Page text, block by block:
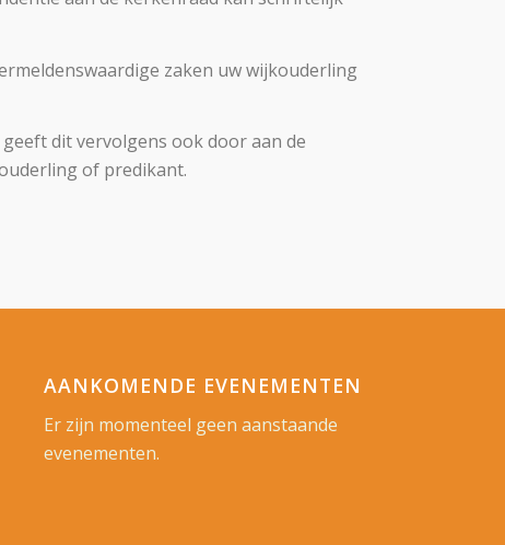
zaken uw wijkouderling
dit vervolgens ook door aan de
of predikant.
AANKOMENDE EVENEMENTEN
Er zijn momenteel geen aanstaande
evenementen.